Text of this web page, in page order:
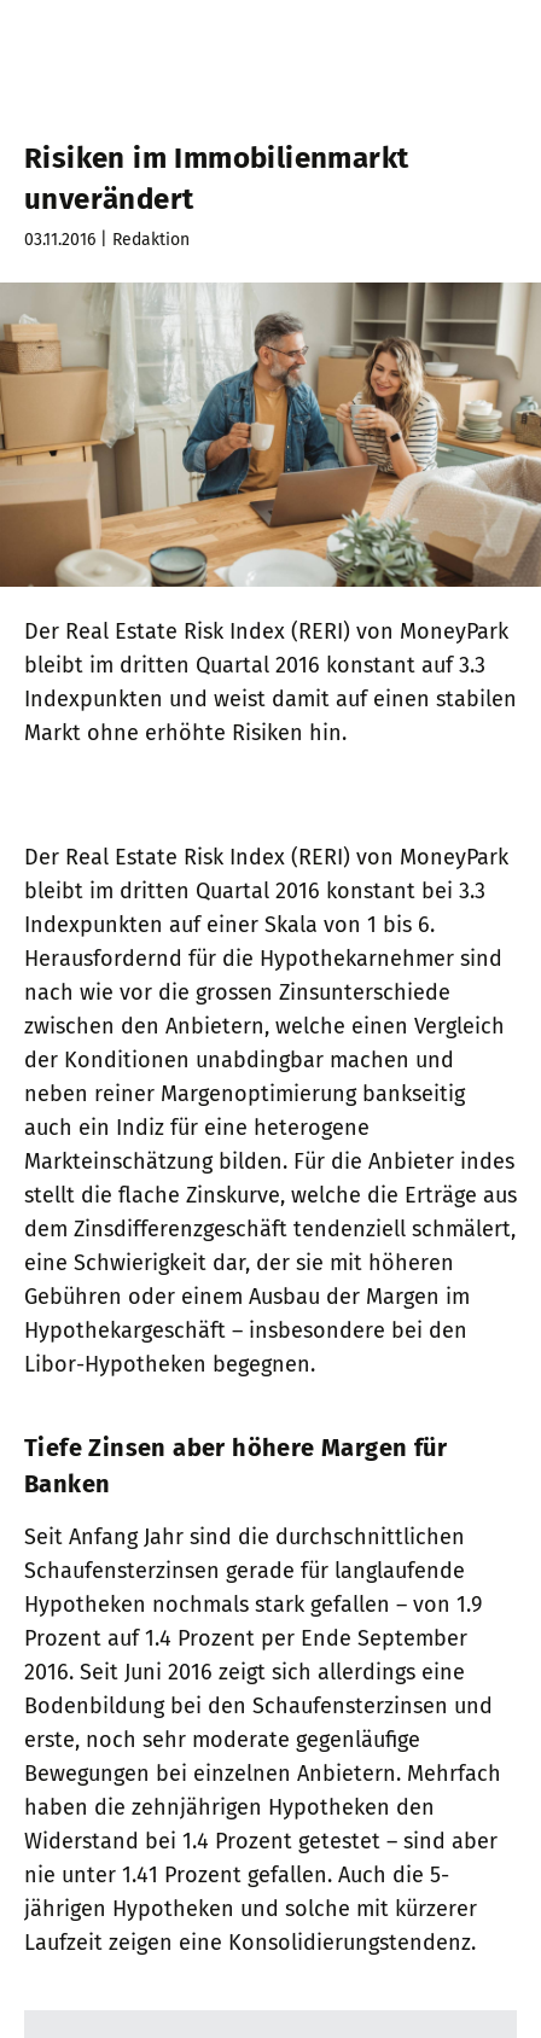
Risiken im Immobilienmarkt
unverändert
03.11.2016 | Redaktion
Der Real Estate Risk Index (RERI) von MoneyPark
bleibt im dritten Quartal 2016 konstant auf 3.3
Indexpunkten und weist damit auf einen stabilen
Markt ohne erhöhte Risiken hin.
Der Real Estate Risk Index (RERI) von MoneyPark
bleibt im dritten Quartal 2016 konstant bei 3.3
Indexpunkten auf einer Skala von 1 bis 6.
Herausfordernd für die Hypothekarnehmer sind
nach wie vor die grossen Zinsunterschiede
zwischen den Anbietern, welche einen Vergleich
der Konditionen unabdingbar machen und
neben reiner Margenoptimierung bankseitig
auch ein Indiz für eine heterogene
Markteinschätzung bilden. Für die Anbieter indes
stellt die flache Zinskurve, welche die Erträge aus
dem Zinsdifferenzgeschäft tendenziell schmälert,
eine Schwierigkeit dar, der sie mit höheren
Gebühren oder einem Ausbau der Margen im
Hypothekargeschäft – insbesondere bei den
Libor-Hypotheken begegnen.
Tiefe Zinsen aber höhere Margen für
Banken
Seit Anfang Jahr sind die durchschnittlichen
Schaufensterzinsen gerade für langlaufende
Hypotheken nochmals stark gefallen – von 1.9
Prozent auf 1.4 Prozent per Ende September
2016. Seit Juni 2016 zeigt sich allerdings eine
Bodenbildung bei den Schaufensterzinsen und
erste, noch sehr moderate gegenläufige
Bewegungen bei einzelnen Anbietern. Mehrfach
haben die zehnjährigen Hypotheken den
Widerstand bei 1.4 Prozent getestet – sind aber
nie unter 1.41 Prozent gefallen. Auch die 5-
jährigen Hypotheken und solche mit kürzerer
Laufzeit zeigen eine Konsolidierungstendenz.